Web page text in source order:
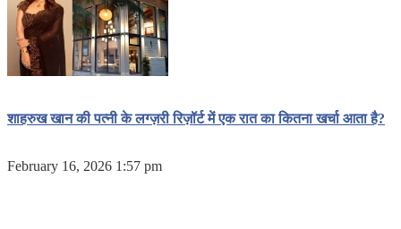
शाहरुख खान की पत्नी के लग्ज़री रिज़ॉर्ट में एक रात का कितना खर्चा आता है?
February 16, 2026 1:57 pm